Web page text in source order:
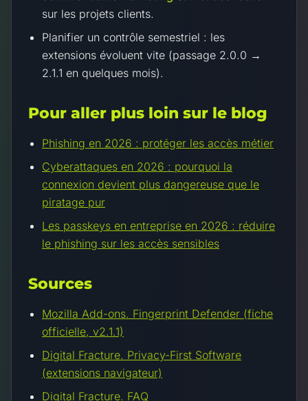
sur les projets clients.
Planifier un contrôle semestriel : les
extensions évoluent vite (passage 2.0.0 →
2.1.1 en quelques mois).
Pour aller plus loin sur le blog
Phishing en 2026 : protéger les accès métier
Cyberattaques en 2026 : pourquoi la
connexion devient plus dangereuse que le
piratage pur
Les passkeys en entreprise en 2026 : réduire
le phishing sur les accès sensibles
Sources
Mozilla Add-ons. Fingerprint Defender (fiche
officielle, v2.1.1)
Digital Fracture. Privacy-First Software
(extensions navigateur)
Digital Fracture. FAQ